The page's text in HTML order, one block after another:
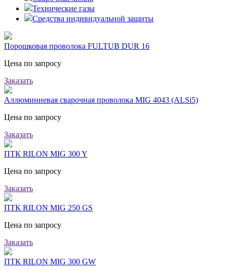
Технические газы
Средства индивидуальной защиты
Порошковая проволока FULTUB DUR 16
Цена по запросу
Заказать
Аллюминиевая сварочная проволока MIG 4043 (ALSi5)
Цена по запросу
Заказать
ПТК RILON MIG 300 Y
Цена по запросу
Заказать
ПТК RILON MIG 250 GS
Цена по запросу
Заказать
ПТК RILON MIG 300 GW